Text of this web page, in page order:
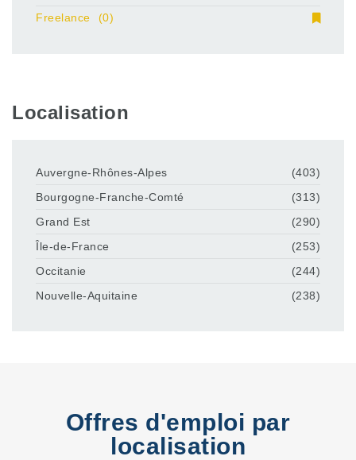
Freelance
(0)
Localisation
Auvergne-Rhônes-Alpes
(403)
Bourgogne-Franche-Comté
(313)
Grand Est
(290)
Île-de-France
(253)
Occitanie
(244)
Nouvelle-Aquitaine
(238)
Offres d'emploi par
localisation